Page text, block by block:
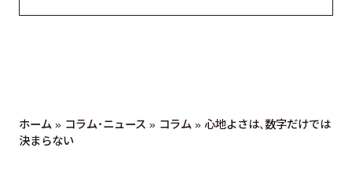
ホーム » コラム・ニュース » コラム » 心地よさは、数字だけでは
決まらない